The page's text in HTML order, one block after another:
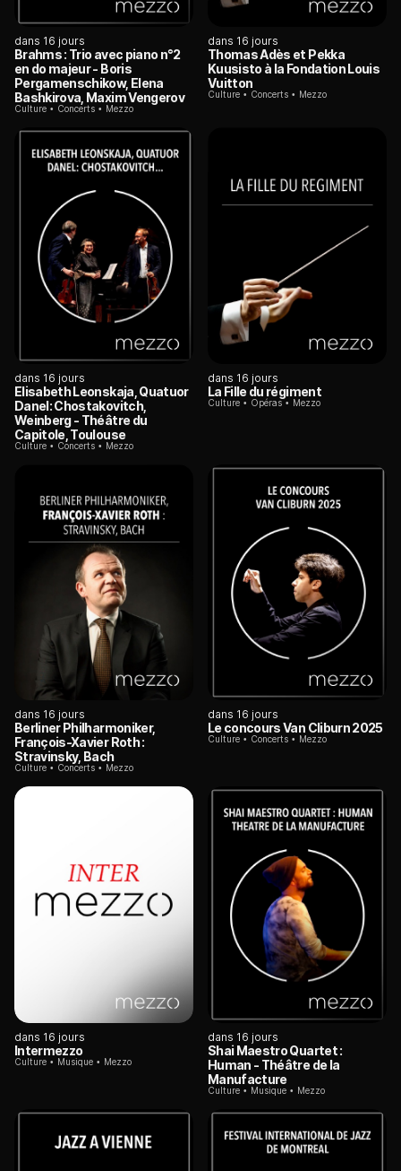
dans 16 jours
Brahms : Trio avec piano n°2
en do majeur - Boris
Pergamenschikow, Elena
Bashkirova, Maxim Vengerov
Culture Concerts Mezzo
dans 16 jours
Thomas Adès et Pekka
Kuusisto à la Fondation Louis
Vuitton
Culture Concerts Mezzo
dans 16 jours
Elisabeth Leonskaja, Quatuor
Danel: Chostakovitch,
Weinberg - Théâtre du
Capitole, Toulouse
Culture Concerts Mezzo
dans 16 jours
La Fille du régiment
Culture Opéras Mezzo
dans 16 jours
Berliner Philharmoniker,
François-Xavier Roth :
Stravinsky, Bach
Culture Concerts Mezzo
dans 16 jours
Le concours Van Cliburn 2025
Culture Concerts Mezzo
dans 16 jours
Intermezzo
Culture Musique Mezzo
dans 16 jours
Shai Maestro Quartet :
Human - Théâtre de la
Manufacture
Culture Musique Mezzo